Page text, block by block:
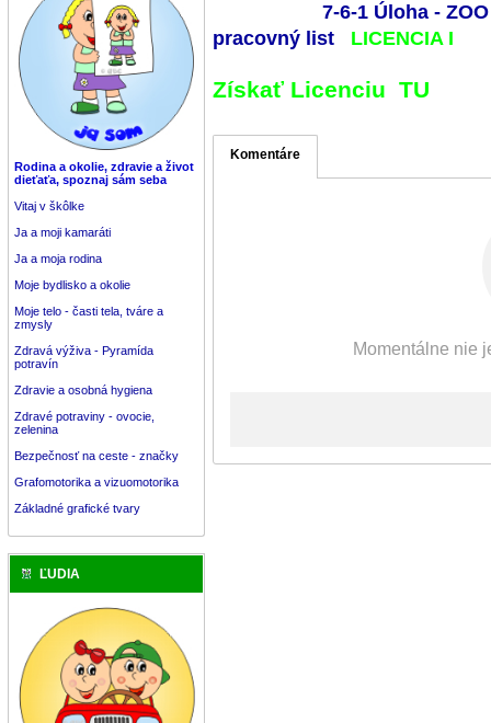
Rodina a okolie, zdravie a život
dieťaťa, spoznaj sám seba
Vitaj v škôlke
Ja a moji kamaráti
Ja a moja rodina
Moje bydlisko a okolie
Moje telo - časti tela, tváre a
zmysly
Zdravá výživa - Pyramída
potravín
Zdravie a osobná hygiena
Zdravé potraviny - ovocie,
zelenina
Bezpečnosť na ceste - značky
Grafomotorika a vizuomotorika
Základné grafické tvary
ĽUDIA
7-6-1 Úloha -
pracovný list
LICENCIA I
Získať Licenciu TU
Komentáre
Momentálne nie